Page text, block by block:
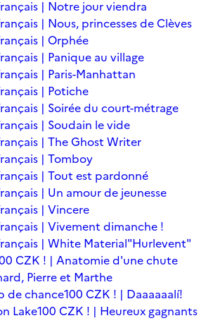
| Notre jour viendra
| Nous, princesses de Clèves
| Orphée
| Panique au village
| Paris-Manhattan
| Potiche
| Soirée du court-métrage
| Soudain le vide
| The Ghost Writer
| Tomboy
| Tout est pardonné
| Un amour de jeunesse
| Vincere
| Vivement dimanche !
| White Material"Hurlevent"
CZK ! | Anatomie d'une chute
Pierre et Marthe
de chance100 CZK ! | Daaaaaalí!
Lake100 CZK ! | Heureux gagnants